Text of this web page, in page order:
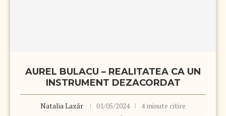
AUREL BULACU – REALITATEA CA UN
INSTRUMENT DEZACORDAT
Natalia Lazăr 01/05/2024
4 minute citire